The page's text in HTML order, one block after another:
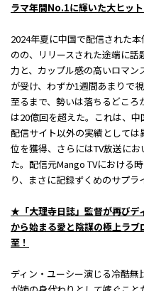
ラマ年間No.1に輝いた大ヒッ
2024年夏に中国で配信された
のの、リリースされた途端に
力と、カップル感の高いロマ
が受け、わずか1週間あまりで
至るまで、勢いは落ちるどこ
は20億回を超えた。これは、
配信サイト以外の実績として
位を獲得、さらにはTV放送に
た。配信元Mango TVにおける
り、まさに記録ずくめのサプラ
★「大理寺日誌」監督が再びデ
から始まる愛と陰謀の極上ラ
至！
ディン・ユーシー演じる冷酷